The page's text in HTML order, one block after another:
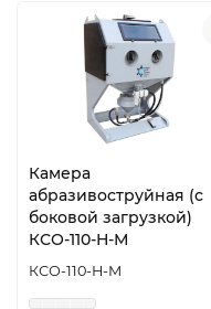
Камера
абразивоструйная (с
боковой загрузкой)
КСО-110-Н-М
КСО-110-Н-М